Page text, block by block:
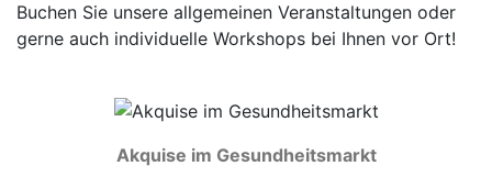
Buchen Sie unsere allgemeinen Veranstaltungen oder
gerne auch individuelle Workshops bei Ihnen vor Ort!
Akquise im Gesundheitsmarkt